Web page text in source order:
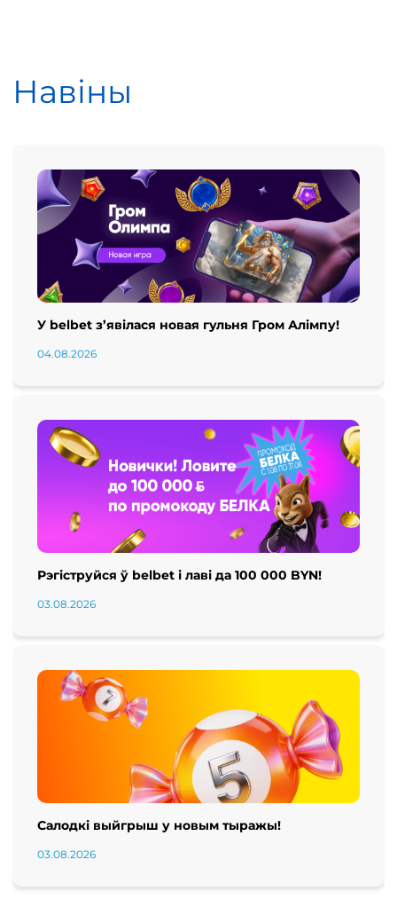
Навіны
У belbet з’явілася новая гульня Гром Алімпу!
04.08.2026
Рэгіструйся ў belbet і лаві да 100 000 BYN!
03.08.2026
Салодкі выйгрыш у новым тыражы!
03.08.2026